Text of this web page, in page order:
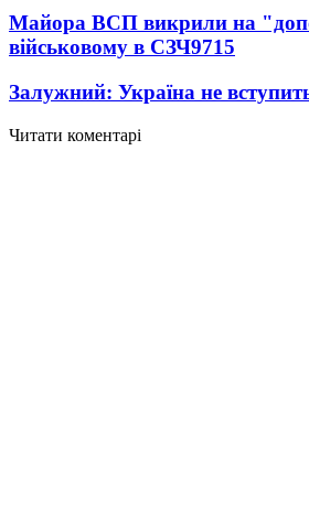
Майора ВСП викрили на
військовому в СЗЧ9715
Залужний: Україна не
Читати коментарі